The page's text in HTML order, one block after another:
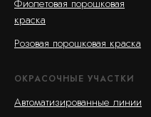
Фиолетовая порошковая
краска
Розовая порошковая краска
ОКРАСОЧНЫЕ УЧАСТКИ
Автоматизированные линии